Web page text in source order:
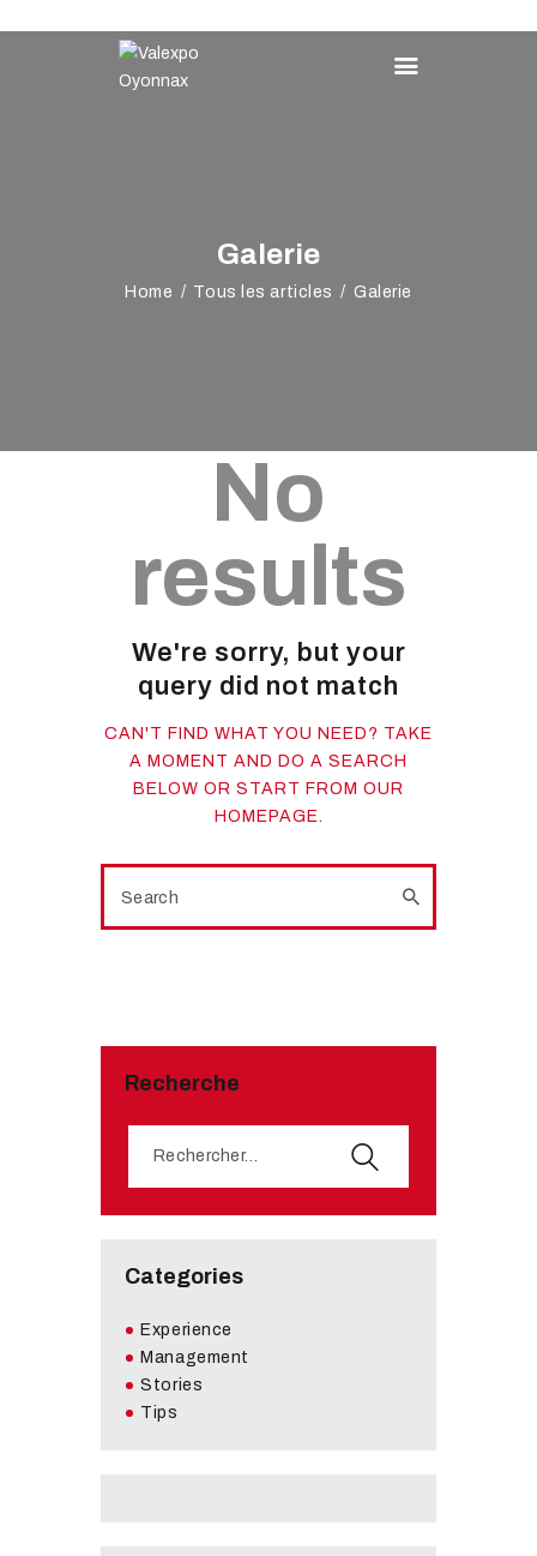
Galerie
Home Tous les articles Galerie
VALEXPO OYONNAX
VALEXPO
AGENDA
No
results
We're sorry, but your
query did not match
CAN'T FIND WHAT YOU NEED? TAKE
A MOMENT AND DO A SEARCH
BELOW OR START FROM OUR
HOMEPAGE.
Recherche
Categories
Experience
Management
Stories
Tips